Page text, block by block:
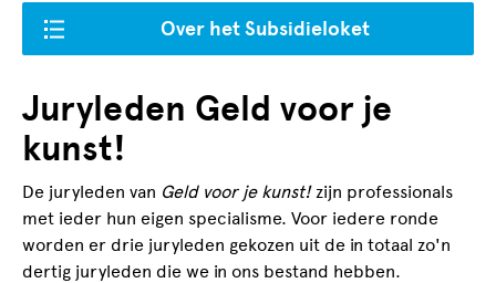
Over het Subsidieloket
Juryleden Geld voor je
kunst!
De juryleden van Geld voor je kunst!zijn professionals
met ieder hun eigen specialisme. Voor iedere ronde
worden er drie juryleden gekozen uit de in totaal zo'n
dertig juryleden die we in ons bestand hebben.